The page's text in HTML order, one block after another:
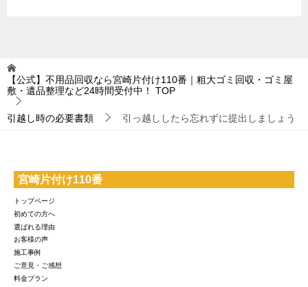
【公式】不用品回収なら宮崎片付け110番｜粗大ゴミ回収・ゴミ屋
敷・遺品整理など24時間受付中！
TOP
引越し時の必要書類 引っ越ししたら忘れずに提出しましょう
宮崎片付け110番
トップページ
初めての方へ
選ばれる理由
お客様の声
施工事例
ご意見・ご感想
料金プラン